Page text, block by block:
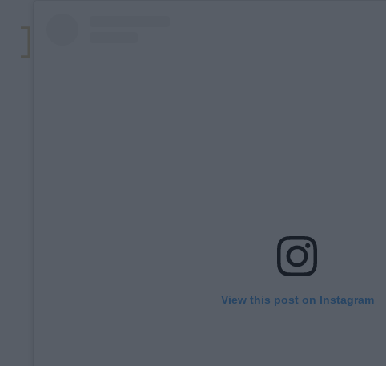
View this post on Instagram